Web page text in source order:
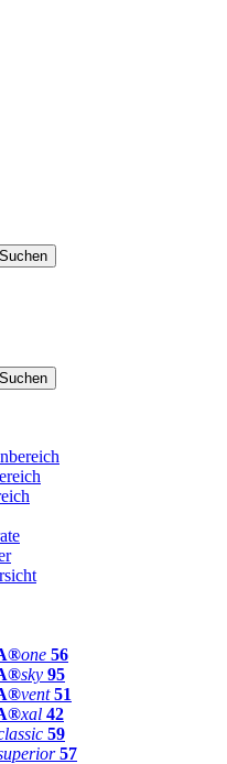
Suchen
Suchen
one 56
sky 95
vent 51
xal 42
59
57